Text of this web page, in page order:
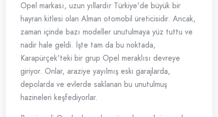
Opel markası, uzun yıllardır Türkiye'de büyük bir
hayran kitlesi olan Alman otomobil üreticisidir. Ancak,
zaman içinde bazı modeller unutulmaya yüz tuttu ve
nadir hale geldi. İşte tam da bu noktada,
Karapürçek'teki bir grup Opel meraklısı devreye
giriyor. Onlar, araziye yayılmış eski garajlarda,
depolarda ve evlerde saklanan bu unutulmuş
hazineleri keşfediyorlar.